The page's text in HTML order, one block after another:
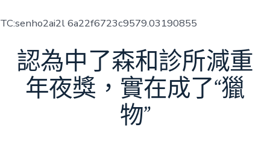
TC:senho2ai2l 6a22f6723c9579.03190855
認為中了森和診所減重
年夜獎，實在成了“獵
物”